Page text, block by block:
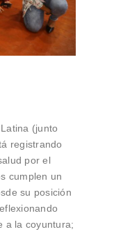
(junto
registrando
por el
cumplen un
su posición
a la coyuntura;